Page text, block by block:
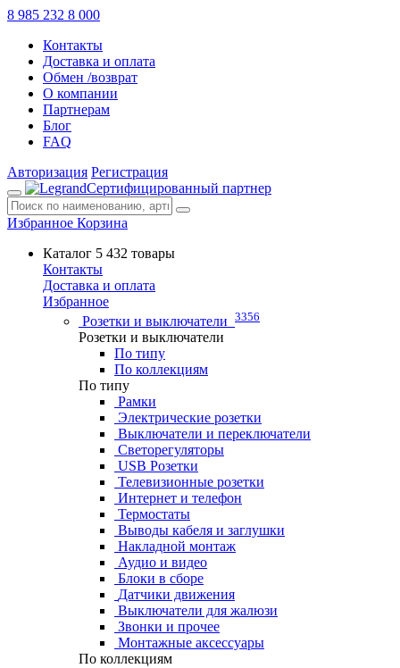
8 985 232 8 000
Контакты
Доставка и оплата
Обмен /возврат
О компании
Партнерам
Блог
FAQ
Авторизация Регистрация
Сертифицированный партнер
Избранное Корзина
Каталог 5 432 товары
Контакты
Доставка и оплата
Избранное
Розетки и выключатели 3356
Розетки и выключатели
По типу
По коллекциям
По типу
Рамки
Электрические розетки
Выключатели и переключатели
Светорегуляторы
USB Розетки
Телевизионные розетки
Интернет и телефон
Термостаты
Выводы кабеля и заглушки
Накладной монтаж
Аудио и видео
Блоки в сборе
Датчики движения
Выключатели для жалюзи
Звонки и прочее
Монтажные аксессуары
По коллекциям